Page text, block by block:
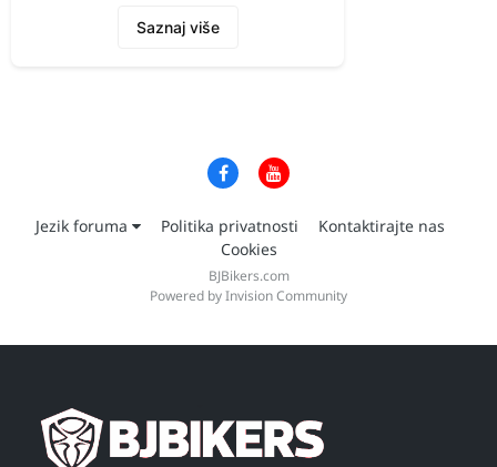
Saznaj više
Jezik foruma Politika privatnosti
Kontaktirajte nas
Cookies
BJBikers.com
Powered by Invision Community